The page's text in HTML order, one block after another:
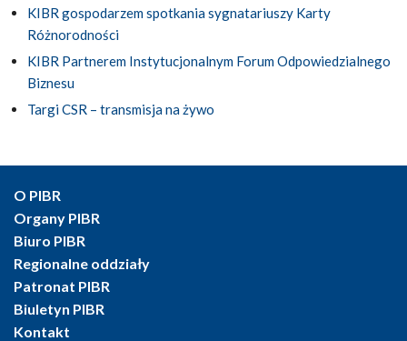
KIBR gospodarzem spotkania sygnatariuszy Karty
Różnorodności
KIBR Partnerem Instytucjonalnym Forum Odpowiedzialnego
Biznesu
Targi CSR – transmisja na żywo
O PIBR
Organy PIBR
Biuro PIBR
Regionalne oddziały
Patronat PIBR
Biuletyn PIBR
Kontakt